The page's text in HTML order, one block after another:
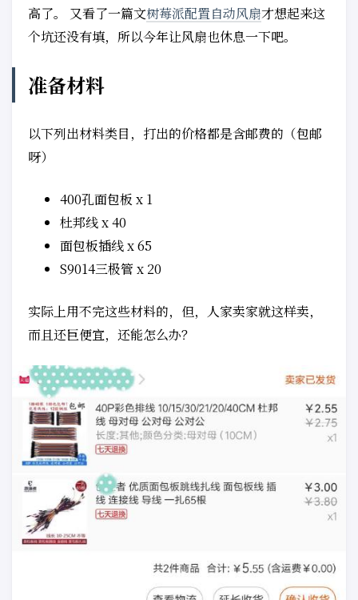
高了。 又看了一篇文树莓派配置自动风扇才想起来这
个坑还没有填，所以今年让风扇也休息一下吧。
准备材料
以下列出材料类目，打出的价格都是含邮费的（包邮
呀）
400孔面包板 x 1
杜邦线 x 40
面包板插线 x 65
S9014三极管 x 20
实际上用不完这些材料的，但，人家卖家就这样卖，
而且还巨便宜，还能怎么办？